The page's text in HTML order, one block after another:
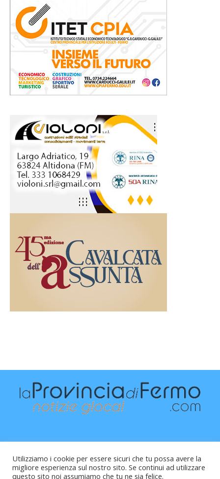
Utilizziamo i cookie per essere sicuri che tu possa avere la
migliore esperienza sul nostro sito. Se continui ad utilizzare
questo sito noi assumiamo che tu ne sia felice.